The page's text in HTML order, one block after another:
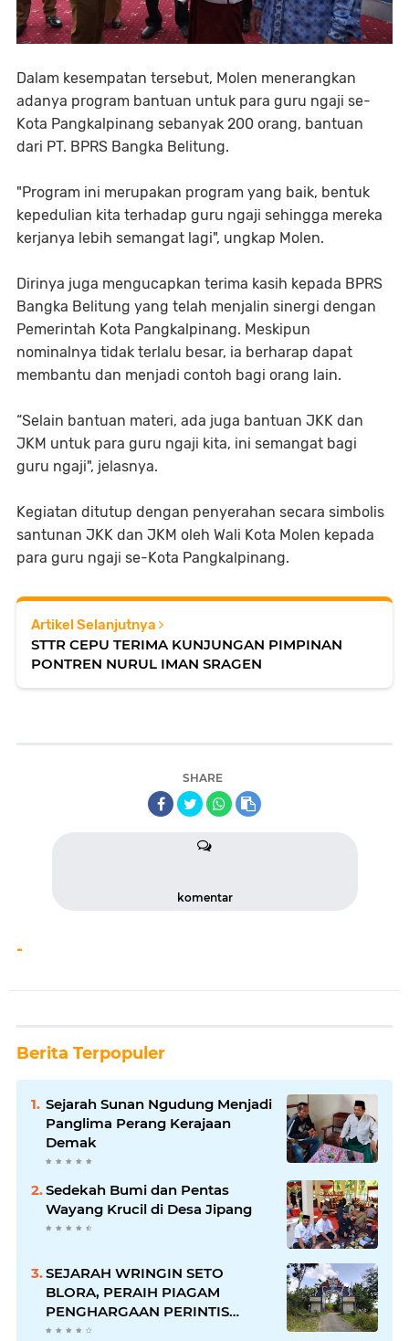
Dalam kesempatan tersebut, Molen menerangkan
adanya program bantuan untuk para guru ngaji se-
Kota Pangkalpinang sebanyak 200 orang, bantuan
dari PT. BPRS Bangka Belitung.
"Program ini merupakan program yang baik, bentuk
kepedulian kita terhadap guru ngaji sehingga mereka
kerjanya lebih semangat lagi", ungkap Molen.
Dirinya juga mengucapkan terima kasih kepada BPRS
Bangka Belitung yang telah menjalin sinergi dengan
Pemerintah Kota Pangkalpinang. Meskipun
nominalnya tidak terlalu besar, ia berharap dapat
membantu dan menjadi contoh bagi orang lain.
“Selain bantuan materi, ada juga bantuan JKK dan
JKM untuk para guru ngaji kita, ini semangat bagi
guru ngaji", jelasnya.
Kegiatan ditutup dengan penyerahan secara simbolis
santunan JKK dan JKM oleh Wali Kota Molen kepada
para guru ngaji se-Kota Pangkalpinang.
Artikel Selanjutnya
STTR CEPU TERIMA KUNJUNGAN PIMPINAN
PONTREN NURUL IMAN SRAGEN
SHARE
komentar
-
Berita Terpopuler
Sejarah Sunan Ngudung Menjadi
Panglima Perang Kerajaan
Demak
Sedekah Bumi dan Pentas
Wayang Krucil di Desa Jipang
SEJARAH WRINGIN SETO
BLORA, PERAIH PIAGAM
PENGHARGAAN PERINTIS
LINGKUNGAN DARI GUBERNUR